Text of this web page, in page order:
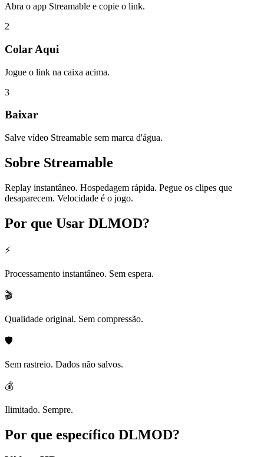
Abra o app Streamable e copie o link.
2
Colar Aqui
Jogue o link na caixa acima.
3
Baixar
Salve vídeo Streamable sem marca d'água.
Sobre Streamable
Replay instantâneo. Hospedagem rápida. Pegue os clipes que
desaparecem. Velocidade é o jogo.
Por que Usar DLMOD?
⚡
Processamento instantâneo. Sem espera.
🎬
Qualidade original. Sem compressão.
🛡️
Sem rastreio. Dados não salvos.
💰
Ilimitado. Sempre.
Por que específico DLMOD?